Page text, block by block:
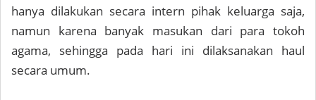
hanya dilakukan secara intern pihak keluarga saja,
namun karena banyak masukan dari para tokoh
agama, sehingga pada hari ini dilaksanakan haul
secara umum.